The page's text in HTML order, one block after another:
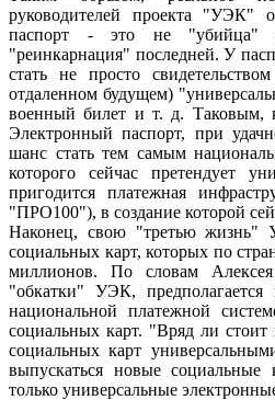
руководителей проекта "УЭК"
паспорт - это не "убийца"
"реинкарнация" последней. У
стать не просто
отдаленном будущем)
военный билет и т. д. Таковым,
Электронный паспорт, при
шанс стать тем самым
которого сейчас претендует
пригодится платежная
"ПРО100"), в создание которой
Наконец, свою "третью жизнь"
социальных карт, которых по
миллионов. По словам
"обкатки" УЭК,
национальной платежной
социальных карт. "Вряд ли
социальных карт
выпускаться новые
только универсальные